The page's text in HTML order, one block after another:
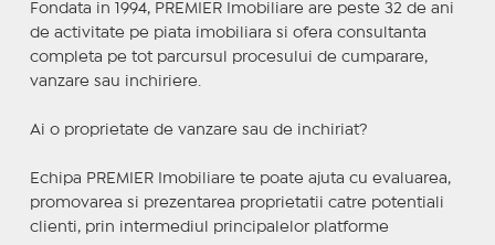
Fondata in 1994, PREMIER Imobiliare are peste 32 de ani
de activitate pe piata imobiliara si ofera consultanta
completa pe tot parcursul procesului de cumparare,
vanzare sau inchiriere.
Ai o proprietate de vanzare sau de inchiriat?
Echipa PREMIER Imobiliare te poate ajuta cu evaluarea,
promovarea si prezentarea proprietatii catre potentiali
clienti, prin intermediul principalelor platforme